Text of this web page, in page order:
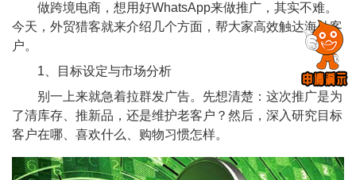
做跨境电商，想用好WhatsApp来做推广，其实不难。
今天，外贸猎客就来介绍几个方面，帮大家高效触达海外客
户。
1、目标设定与市场分析
别一上来就急着拉群发广告。先想清楚：这次推广是为
了清库存、推新品，还是维护老客户？然后，深入研究目标
客户在哪、喜欢什么、购物习惯怎样。